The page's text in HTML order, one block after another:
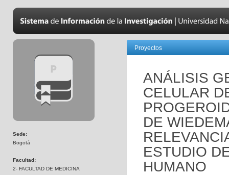
Sede:
Bogotá
Facultad:
2- FACULTAD DE MEDICINA
Proyectos
ANÁLISIS
CELULAR
DE
ESTUDIO
HUMANO